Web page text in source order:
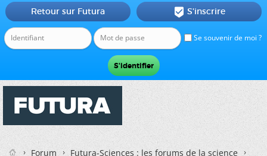
Se souvenir de moi ?
Retour sur Futura  S'inscrire
Forum
Futura-Sciences : les forums de la science